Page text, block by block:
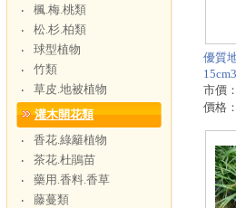
‧
楓.梅.桃類
‧
松.杉.柏類
‧
球型植物
‧
竹類
‧
草皮.地被植物
灌木開花類
‧
香花.綠籬植物
‧
茶花.杜鵑苗
‧
藥用.香料.香草
‧
藤蔓類
優質
市價：
價格：